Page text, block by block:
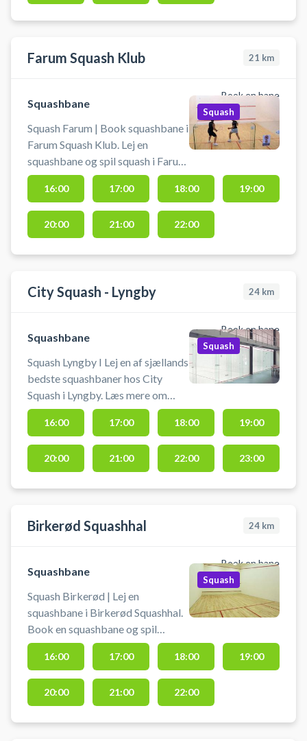
med sorte såler!
Farum Squash Klub 21 km
Book en bane
Squashbane
Squash Farum | Book squashbane i
Farum Squash Klub. Lej en
squashbane og spil squash i Farum
på en af banerne ved byen
squashklub.
Squash
16:00 17:00 18:00 19:00
20:00 21:00 22:00
City Squash - Lyngby 24 km
Book en bane
Squashbane
Squash Lyngby I Lej en af sjællands
bedste squashbaner hos City
Squash i Lyngby. Læs mere om
Danmarks største squashkæde på
citysquashlyngby.dk
Squash
16:00 17:00 18:00 19:00
20:00 21:00 22:00 23:00
Birkerød Squashhal 24 km
Book en bane
Squashbane
Squash Birkerød | Lej en
squashbane i Birkerød Squashhal.
Book en squashbane og spil
squash i Birkerød. Squashbanen
lejes uden yderligere udstyr, så
husk at medbringe bolde og
ketchere. Der er mulighed for
Squash
16:00 17:00 18:00 19:00
20:00 21:00 22:00